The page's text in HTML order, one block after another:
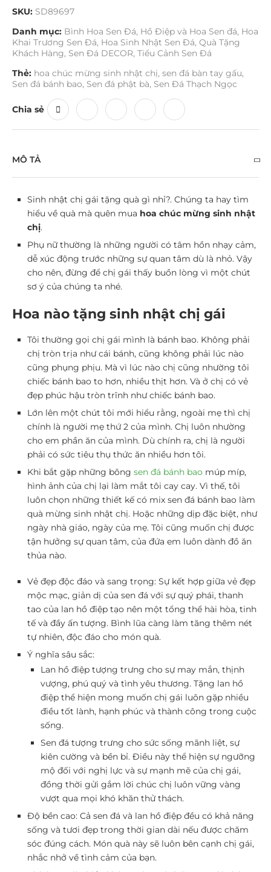
SKU: SD89697
Danh mục: Bình Hoa Sen Đá, Hồ Điệp và Hoa Sen đá, Hoa
Khai Trương Sen Đá, Hoa Sinh Nhật Sen Đá, Quà Tặng
Khách Hàng, Sen Đá DECOR, Tiểu Cảnh Sen Đá
Thẻ: hoa chúc mừng sinh nhật chị, sen đá bàn tay gấu,
Sen đá bánh bao, Sen đá phật bà, Sen Đá Thạch Ngọc
Chia sẻ
MÔ TẢ
Sinh nhật chị gái tặng quà gì nhỉ?. Chúng ta hay tìm
hiểu về quà mà quên mua hoa chúc mừng sinh nhật
chị.
Phụ nữ thường là những người có tâm hồn nhạy cảm,
dễ xúc động trước những sự quan tâm dù là nhỏ. Vậy
cho nên, đừng để chị gái thấy buồn lòng vì một chút
sơ ý của chúng ta nhé.
Hoa nào tặng sinh nhật chị gái
Tôi thường gọi chị gái mình là bánh bao. Không phải
chị tròn trịa như cái bánh, cũng không phải lúc nào
cũng phụng phịu. Mà vì lúc nào chị cũng nhường tôi
chiếc bánh bao to hơn, nhiều thịt hơn. Và ở chị có vẻ
đẹp phúc hậu tròn trĩnh như chiếc bánh bao.
Lớn lên một chút tôi mới hiểu rằng, ngoài mẹ thì chị
chính là người mẹ thứ 2 của mình. Chị luôn nhường
cho em phần ăn của mình. Dù chính ra, chị là người
phải có sức tiêu thụ thức ăn nhiều hơn tôi.
Khi bắt gặp những bông sen đá bánh bao múp míp,
hình ảnh của chị lại làm mắt tôi cay cay. Vì thế, tôi
luôn chọn những thiết kế có mix sen đá bánh bao làm
quà mừng sinh nhật chị. Hoặc những dịp đặc biệt, như
ngày nhà giáo, ngày của mẹ. Tôi cũng muốn chị được
tận hưởng sự quan tâm, của đứa em luôn dành đồ ăn
thủa nào.
Vẻ đẹp độc đáo và sang trọng: Sự kết hợp giữa vẻ đẹp
mộc mạc, giản dị của sen đá với sự quý phái, thanh
tao của lan hồ điệp tạo nên một tổng thể hài hòa, tinh
tế và đầy ấn tượng. Bình lũa càng làm tăng thêm nét
tự nhiên, độc đáo cho món quà.
Ý nghĩa sâu sắc:
Lan hồ điệp tượng trưng cho sự may mắn, thịnh
vượng, phú quý và tình yêu thương. Tặng lan hồ
điệp thể hiện mong muốn chị gái luôn gặp nhiều
điều tốt lành, hạnh phúc và thành công trong cuộc
sống.
Sen đá tượng trưng cho sức sống mãnh liệt, sự
kiên cường và bền bỉ. Điều này thể hiện sự ngưỡng
mộ đối với nghị lực và sự mạnh mẽ của chị gái,
đồng thời gửi gắm lời chúc chị luôn vững vàng
vượt qua mọi khó khăn thử thách.
Độ bền cao: Cả sen đá và lan hồ điệp đều có khả năng
sống và tươi đẹp trong thời gian dài nếu được chăm
sóc đúng cách. Món quà này sẽ luôn bên cạnh chị gái,
nhắc nhở về tình cảm của bạn.